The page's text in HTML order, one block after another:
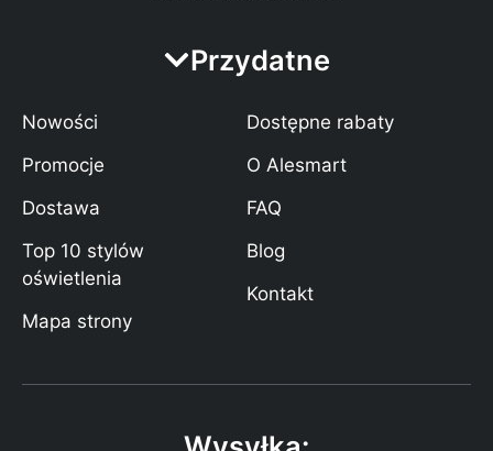
Przydatne
Nowości
Promocje
Dostawa
Top 10 stylów
oświetlenia
Mapa strony
Dostępne rabaty
O Alesmart
FAQ
Blog
Kontakt